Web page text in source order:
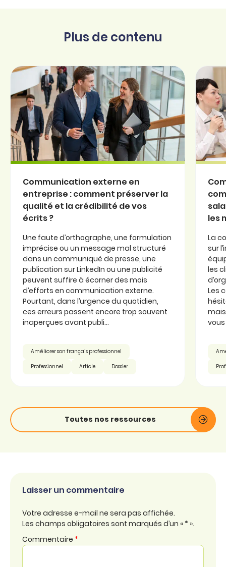
Plus de contenu
Communication externe en
entreprise : comment préserver la
qualité et la crédibilité de vos
écrits ?
Une faute d’orthographe, une formulation
imprécise ou un message mal structuré
dans un communiqué de presse, une
publication sur LinkedIn ou une publicité
peuvent suffire à écorner des mois
d’efforts en communication externe.
Pourtant, dans l’urgence du quotidien,
ces erreurs passent encore trop souvent
inaperçues avant publi...
Améliorer son français professionnel
Professionnel
Article Dossier
les
La
sur
les
Les
Toutes nos ressources
Laisser un commentaire
Votre adresse e-mail ne sera pas affichée.
Les champs obligatoires sont marqués d’un « * ».
Commentaire *